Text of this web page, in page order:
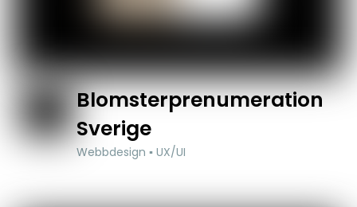
Blomsterprenumeration
Sverige
Webbdesign ▪ UX/UI